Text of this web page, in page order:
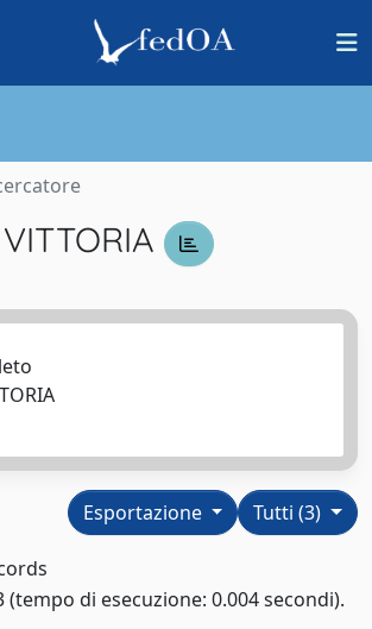
Tutti (3)
Esportazione
(tempo di esecuzione: 0.004 secondi).